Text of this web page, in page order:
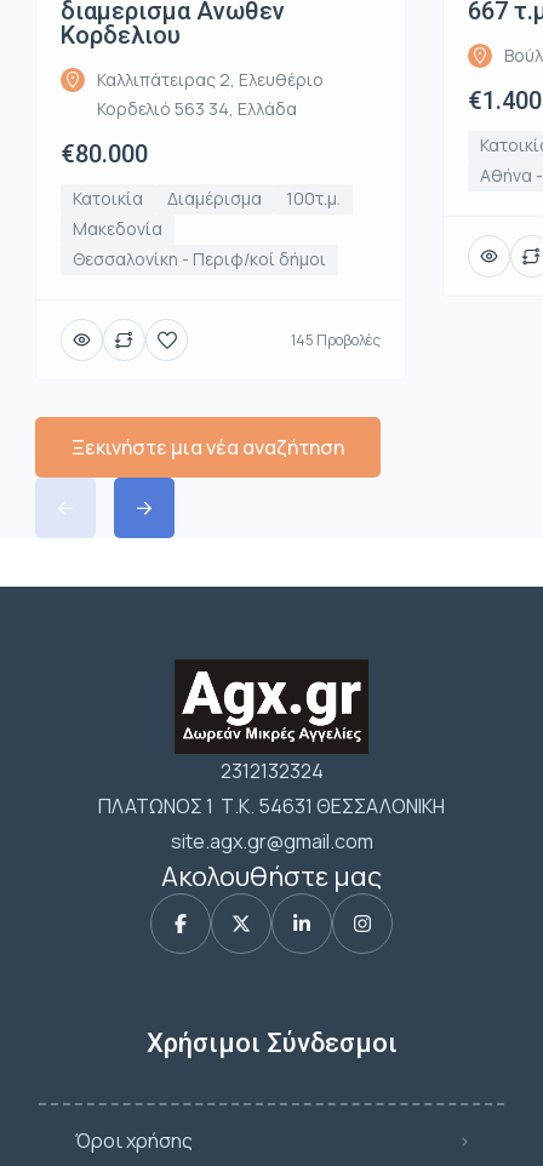
διαμερισμα Ανωθεν
Κορδελιου
Καλλιπάτειρας 2, Ελευθέριο
Κορδελιό 563 34, Ελλάδα
€80.000
Κατοικία Διαμέρισμα
100τ.μ.
Μακεδονία
Θεσσαλονίκη - Περιφ/κοί δήμοι
145 Προβολές
667
Αθήνα
Ξεκινήστε μια νέα αναζήτηση
2312132324
ΠΛΑΤΩΝΟΣ 1 Τ.Κ. 54631 ΘΕΣΣΑΛΟΝΙΚΗ
site.agx.gr@gmail.com
Ακολουθήστε μας
Χρήσιμοι Σύνδεσμοι
Όροι χρήσης